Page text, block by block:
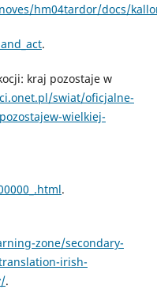
hm04tardor/docs/
.
kraj pozostaje w
swiat/oficjalne-
wielkiej-
.
zone/secondary-
irish-
.